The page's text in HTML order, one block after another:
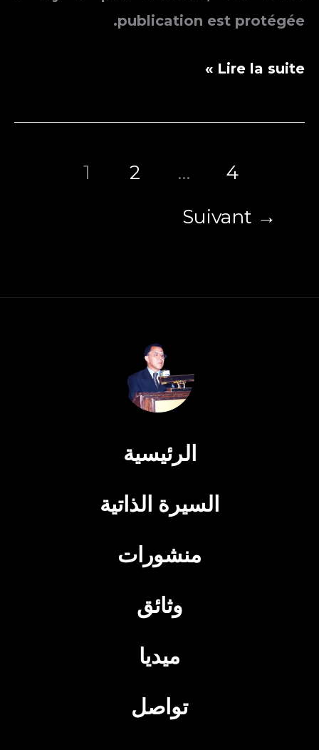
publication est protégée.
Protégé :
مستشار
Lire la suite »
1 2 …
4
Suivant →
الرئيسية
السيرة الذاتية
منشورات
وثائق
ميديا
تواصل